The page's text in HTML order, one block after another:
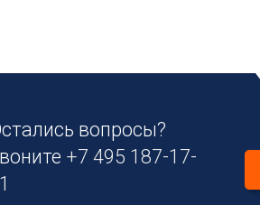
вопросы?
+7 495 187-17-